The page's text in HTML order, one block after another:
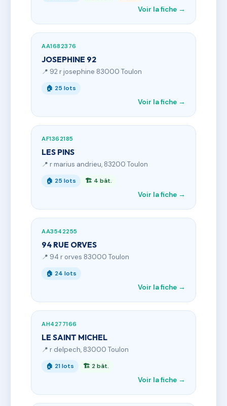
Voir la fiche →
AA1682376
JOSEPHINE 92
📍 92 r josephine 83000 Toulon
🏠 25 lots
Voir la fiche →
AF1362185
LES PINS
📍 r marius andrieu, 83200 Toulon
🏠 25 lots 🏗 4 bât.
Voir la fiche →
AA3542255
94 RUE ORVES
📍 94 r orves 83000 Toulon
🏠 24 lots
Voir la fiche →
AH4277166
LE SAINT MICHEL
📍 r delpech, 83000 Toulon
🏠 21 lots 🏗 2 bât.
Voir la fiche →